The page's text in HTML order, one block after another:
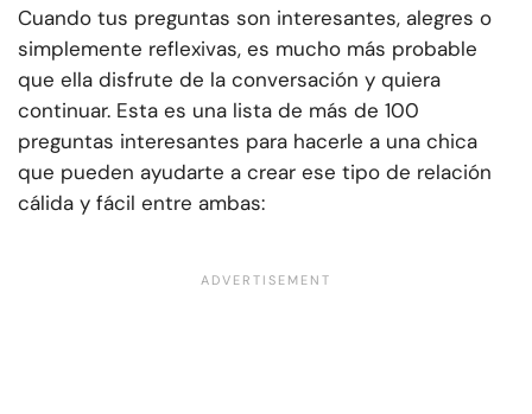
Cuando tus preguntas son interesantes, alegres o
simplemente reflexivas, es mucho más probable
que ella disfrute de la conversación y quiera
continuar. Esta es una lista de más de 100
preguntas interesantes para hacerle a una chica
que pueden ayudarte a crear ese tipo de relación
cálida y fácil entre ambas: